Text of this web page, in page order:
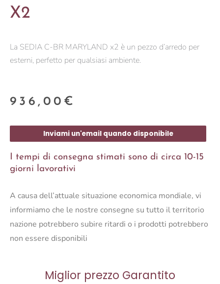
X2
La SEDIA C-BR MARYLAND x2 è un pezzo d’arredo per
esterni, perfetto per qualsiasi ambiente.
936,00 €
Inviami un'email quando disponibile
I tempi di consegna stimati sono di circa 10-15
giorni lavorativi
A causa dell’attuale situazione economica mondiale, vi
informiamo che le nostre consegne su tutto il territorio
nazione potrebbero subire ritardi o i prodotti potrebbero
non essere disponibili
Miglior prezzo Garantito